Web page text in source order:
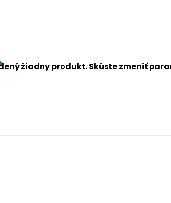
žiadny produkt. Skúste zmeniť